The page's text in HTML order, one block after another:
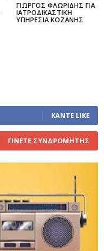
ΓΙΩΡΓΟΣ ΦΛΩΡΙΔΗΣ ΓΙΑ
ΙΑΤΡΟΔΙΚΑΣΤΙΚΗ
ΥΠΗΡΕΣΙΑ ΚΟΖΑΝΗΣ
ΚΆΝΤΕ LIKE
ΓΊΝΕΤΕ ΣΥΝΔΡΟΜΗΤΉΣ